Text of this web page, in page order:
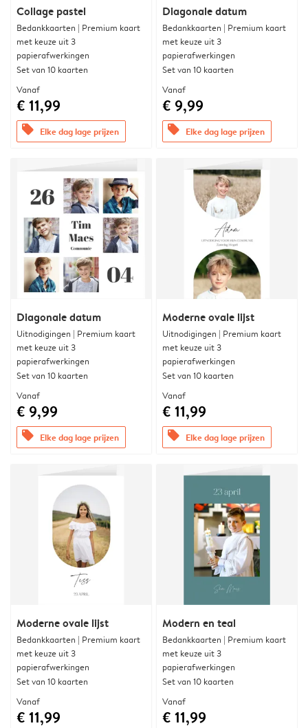
Collage pastel
Bedankkaarten | Premium kaart
met keuze uit 3
papierafwerkingen
Set van 10 kaarten
Vanaf
€ 11,99
offers Elke dag lage prijzen
Diagonale datum
Bedankkaarten | Premium kaart
met keuze uit 3
papierafwerkingen
Set van 10 kaarten
Vanaf
€ 9,99
offers Elke dag lage prijzen
Diagonale datum
Uitnodigingen | Premium kaart
met keuze uit 3
papierafwerkingen
Set van 10 kaarten
Vanaf
€ 9,99
offers Elke dag lage prijzen
Moderne ovale lijst
Uitnodigingen | Premium kaart
met keuze uit 3
papierafwerkingen
Set van 10 kaarten
Vanaf
€ 11,99
offers Elke dag lage prijzen
Moderne ovale lijst
Bedankkaarten | Premium kaart
met keuze uit 3
papierafwerkingen
Set van 10 kaarten
Vanaf
€ 11,99
Modern en teal
Bedankkaarten | Premium kaart
met keuze uit 3
papierafwerkingen
Set van 10 kaarten
Vanaf
€ 11,99